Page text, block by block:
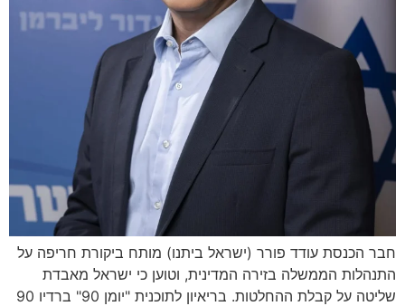
חבר הכנסת עודד פורר (ישראל ביתנו) מותח ביקורת חריפה על
התנהלות הממשלה בזירה המדינית, וטוען כי ישראל מאבדת
שליטה על קבלת ההחלטות. בריאיון לתוכנית "יומן 90" ברדיו 90